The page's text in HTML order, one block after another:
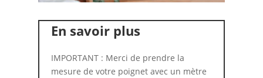
En savoir plus
IMPORTANT : Merci de prendre la
mesure de votre poignet avec un mètre